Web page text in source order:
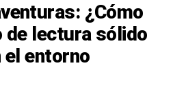
¿Cómo
de lectura sólido
el entorno